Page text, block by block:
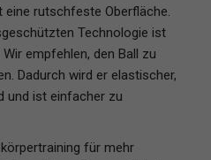
eine rutschfeste Oberfläche.
Technologie ist
empfehlen, den Ball zu
Dadurch wird er elastischer,
und ist einfacher zu
für mehr